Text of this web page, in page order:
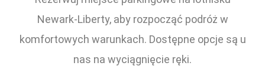
Newark-Liberty, aby rozpocząć podróż w
komfortowych warunkach. Dostępne opcje są u
nas na wyciągnięcie ręki.